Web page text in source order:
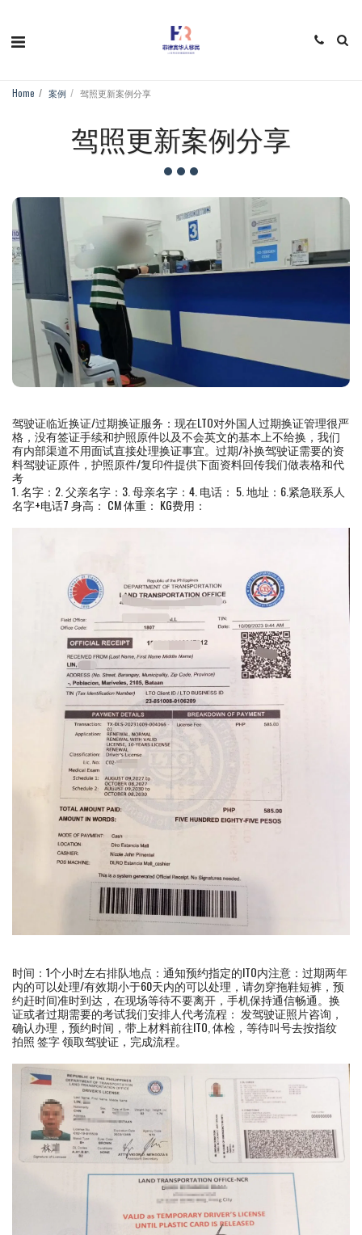
Home 案例 驾照更新案例分享
驾照更新案例分享
驾驶证临近换证/过期换证服务：现在LTO对外国人过期换证管理很严
格，没有签证手续和护照原件以及不会英文的基本上不给换，我们
有内部渠道不用面试直接处理换证事宜。过期/补换驾驶证需要的资
料驾驶证原件，护照原件/复印件提供下面资料回传我们做表格和代
考
1. 名字：2. 父亲名字：3. 母亲名字：4. 电话： 5. 地址：6.紧急联系人
名字+电话7 身高： CM 体重： KG费用：
时间：1个小时左右排队地点：通知预约指定的lTO内注意：过期两年
内的可以处理/有效期小于60天内的可以处理，请勿穿拖鞋短裤，预
约赶时间准时到达，在现场等待不要离开，手机保持通信畅通。换
证或者过期需要的考试我们安排人代考流程： 发驾驶证照片咨询，
确认办理，预约时间，带上材料前往lTO, 体检，等待叫号去按指纹
拍照 签字 领取驾驶证，完成流程。